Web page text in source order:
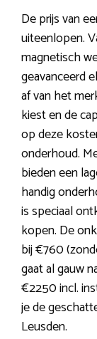
De prijs van
uiteenlopen.
magnetisch
geavanceerd
af van het
kiest en de
op deze
onderhoud.
bieden een
handig
is speciaal
kopen. De
bij €760
gaat al gauw
€2250 incl.
je de
Leusden.